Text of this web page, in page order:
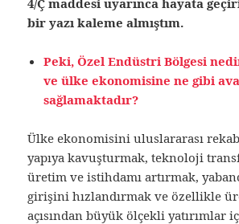
bir yazı kaleme almıştım.
Peki, Özel Endüstri Bölgesi
ve ülke ekonomisine ne gibi
sağlamaktadır?
Ülke ekonomisini uluslararası
yapıya kavuşturmak, teknoloji
üretim ve istihdamı artırmak,
girişini hızlandırmak ve özellikle
açısından büyük ölçekli yatırımlar